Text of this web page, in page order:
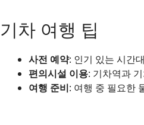
기차 여행 팁
사전 예약: 인기 있는 시간
편의시설 이용: 기차역과
여행 준비: 여행 중 필요한